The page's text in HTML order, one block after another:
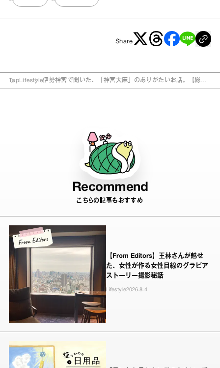
Share
Top Lifestyle伊勢神宮で聞いた、「神宮大麻」のありがたいお話。【総研
Recommend
こちらの記事もおすすめ
【From Editors】王林さんが魅せ
た、女性が作る女性目線のグラビア
ストーリー撮影秘話
Lifestyle2026.8.4